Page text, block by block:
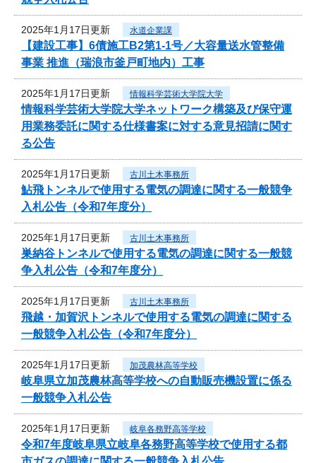
2025年1月17日更新 水道企業課
【建設工事】6債施工B2第1-1号／大容量送水管整備
事業 推進（瑞浪市釜戸町地内）工事
2025年1月17日更新 情報科学芸術大学院大学
情報科学芸術大学院大学ネットワーク構築及び保守運
用業務委託に関する仕様書案に対する意見招請に関す
る公告
2025年1月17日更新 古川土木事務所
鮎飛トンネルで使用する電気の調達に関する一般競争
入札公告（令和7年度分）
2025年1月17日更新 古川土木事務所
巣納谷トンネルで使用する電気の調達に関する一般競
争入札公告（令和7年度分）
2025年1月17日更新 古川土木事務所
飛越・加賀沢トンネルで使用する電気の調達に関する
一般競争入札公告（令和7年度分）
2025年1月17日更新 加茂農林高等学校
岐阜県立加茂農林高等学校への自動販売機設置に係る
一般競争入札公告
2025年1月17日更新 岐阜各務野高等学校
令和7年度岐阜県立岐阜各務野高等学校で使用する都